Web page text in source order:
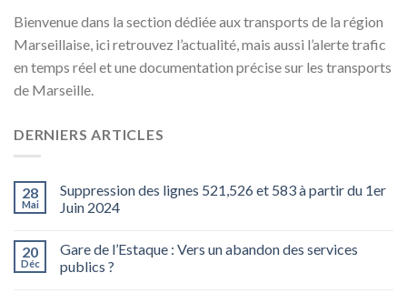
Bienvenue dans la section dédiée aux transports de la région
Marseillaise, ici retrouvez l’actualité, mais aussi l’alerte trafic
en temps réel et une documentation précise sur les transports
de Marseille.
DERNIERS ARTICLES
28
Mai
Suppression des lignes 521,526 et 583 à partir du 1er
Juin 2024
20
Déc
Gare de l’Estaque : Vers un abandon des services
publics ?